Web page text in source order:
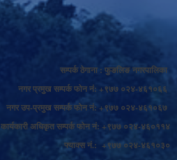
सम्पर्क ठेगाना : फुङलिङ नगरपालिका
नगर प्रमुख सम्पर्क फोन नं: +९७७ ०२४-४६१०६६
नगर उप-प्रमुख सम्पर्क फोन नं: +९७७ ०२४-४६१०६७
कार्यकारी अधिकृत सम्पर्क फोन नं: +९७७ ०२४-४६०११४
फ्याक्स नं.: +९७७ ०२४-४६१०३०